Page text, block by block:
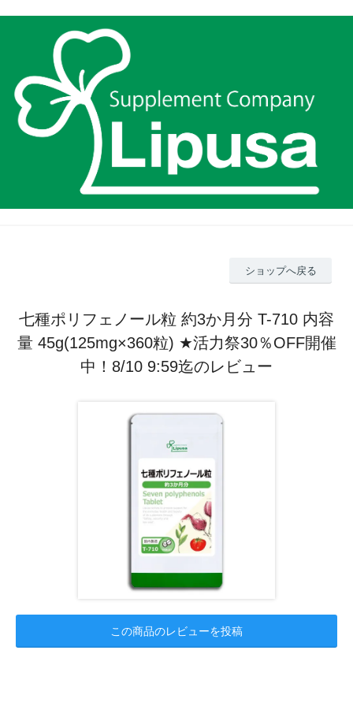
ショップへ戻る
七種ポリフェノール粒 約3か月分 T-710 内容
量 45g(125mg×360粒) ★活力祭30％OFF開催
中！8/10 9:59迄のレビュー
この商品のレビューを投稿